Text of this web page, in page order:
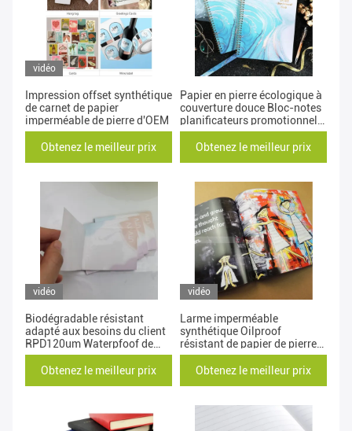
vidéo
Impression offset synthétique
de carnet de papier
imperméable de pierre d'OEM
Obtenez le meilleur prix
Papier en pierre écologique à
couverture douce Bloc-notes
planificateurs promotionnels
fournitures de papeterie
scolaire
Obtenez le meilleur prix
vidéo
Biodégradable résistant
adapté aux besoins du client
RPD120um Waterpfoof de
carnet de larme de papier de
la pierre
Obtenez le meilleur prix
vidéo
Larme imperméable
synthétique Oilproof
résistant de papier de pierre
de carnet
Obtenez le meilleur prix